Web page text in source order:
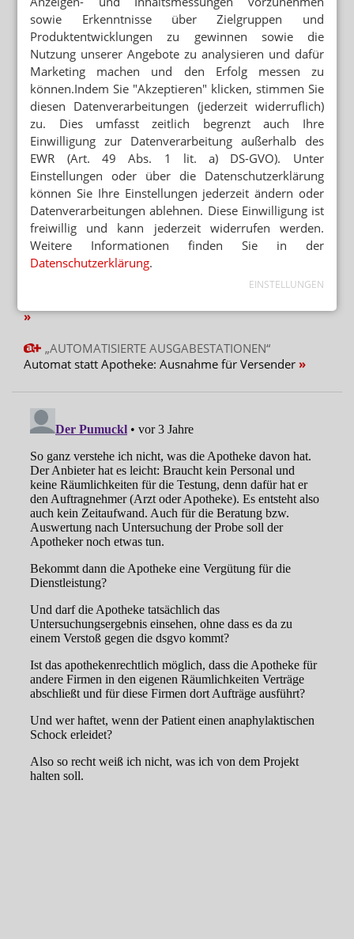
sowie Erkenntnisse über Zielgruppen und
Produktentwicklungen zu gewinnen sowie die
Nutzung unserer Angebote zu analysieren und dafür
Marketing machen und den Erfolg messen zu
können.Indem Sie "Akzeptieren" klicken, stimmen Sie
diesen Datenverarbeitungen (jederzeit widerruflich)
zu. Dies umfasst zeitlich begrenzt auch Ihre
Einwilligung zur Datenverarbeitung außerhalb des
EWR (Art. 49 Abs. 1 lit. a) DS-GVO). Unter
Einstellungen oder über die Datenschutzerklärung
können Sie Ihre Einstellungen jederzeit ändern oder
Datenverarbeitungen ablehnen. Diese Einwilligung ist
freiwillig und kann jederzeit widerrufen werden.
Weitere Informationen finden Sie in der
Datenschutzerklärung.
EINSTELLUNGEN
Mehr zum Thema
PREISSENKUNG NACH BESTELLUNG
Monatswechsel: Apotheke verliert 2000 Euro
RETTUNGSDIENST STATT ANTIHISTAMINIKA
Notdienst-Apotheker rettet Nussallergiker
ANTRAG ABGELEHNT
Grüne: Apotheken sollen Klimaanlagen abgeben
Mehr aus Ressort
GESETZGEBER MUSS HANDELN
Urteil verbietet Rezepturen im Sprechstundenbedarf
„AUTOMATISIERTE AUSGABESTATIONEN“
Automat statt Apotheke: Ausnahme für Versender